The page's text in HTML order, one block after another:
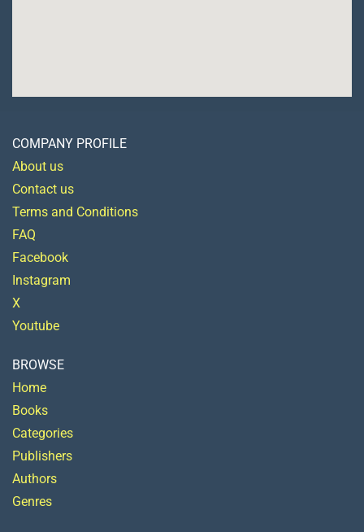
COMPANY PROFILE
About us
Contact us
Terms and Conditions
FAQ
Facebook
Instagram
X
Youtube
BROWSE
Home
Books
Categories
Publishers
Authors
Genres